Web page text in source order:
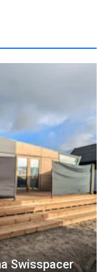
Swisspacer